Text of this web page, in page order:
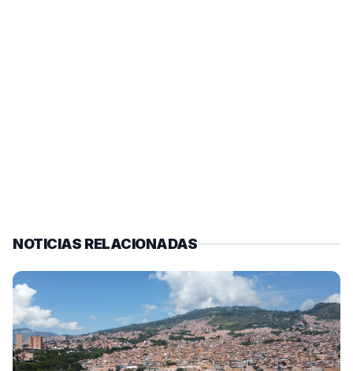
NOTICIAS RELACIONADAS